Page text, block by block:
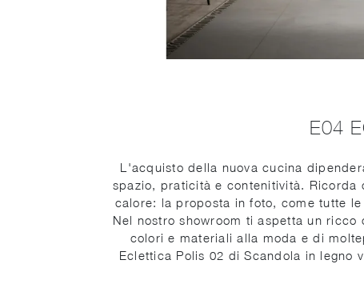
E04
L'acquisto della nuova cucina
spazio, praticità e contenitività. Ricorda
calore: la proposta in foto, come tutte
Nel nostro showroom ti aspetta un
colori e materiali alla moda e di
Eclettica Polis 02 di Scandola in legno